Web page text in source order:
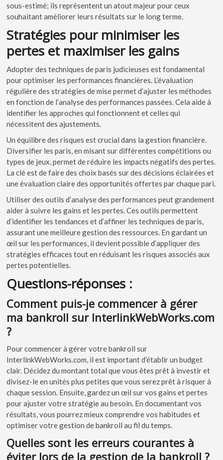
sous-estimé; ils représentent un atout majeur pour ceux
souhaitant améliorer leurs résultats sur le long terme.
Stratégies pour minimiser les
pertes et maximiser les gains
Adopter des techniques de paris judicieuses est fondamental
pour optimiser les performances financières. L’évaluation
régulière des stratégies de mise permet d’ajuster les méthodes
en fonction de l’analyse des performances passées. Cela aide à
identifier les approches qui fonctionnent et celles qui
nécessitent des ajustements.
Un équilibre des risques est crucial dans la gestion financière.
Diversifier les paris, en misant sur différentes compétitions ou
types de jeux, permet de réduire les impacts négatifs des pertes.
La clé est de faire des choix basés sur des décisions éclairées et
une évaluation claire des opportunités offertes par chaque pari.
Utiliser des outils d’analyse des performances peut grandement
aider à suivre les gains et les pertes. Ces outils permettent
d’identifier les tendances et d’affiner les techniques de paris,
assurant une meilleure gestion des ressources. En gardant un
œil sur les performances, il devient possible d’appliquer des
stratégies efficaces tout en réduisant les risques associés aux
pertes potentielles.
Questions-réponses :
Comment puis-je commencer à gérer
ma bankroll sur InterlinkWebWorks.com
?
Pour commencer à gérer votre bankroll sur
InterlinkWebWorks.com, il est important d’établir un budget
clair. Décidez du montant total que vous êtes prêt à investir et
divisez-le en unités plus petites que vous serez prêt à risquer à
chaque session. Ensuite, gardez un œil sur vos gains et pertes
pour ajuster votre stratégie au besoin. En documentant vos
résultats, vous pourrez mieux comprendre vos habitudes et
optimiser votre gestion de bankroll au fil du temps.
Quelles sont les erreurs courantes à
éviter lors de la gestion de la bankroll ?